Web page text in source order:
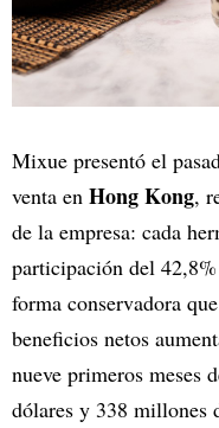
Mixue presentó el
venta en Hong Kong,
de la empresa: cada
participación del
forma conservadora
beneficios netos
nueve primeros meses
dólares y 338 millones